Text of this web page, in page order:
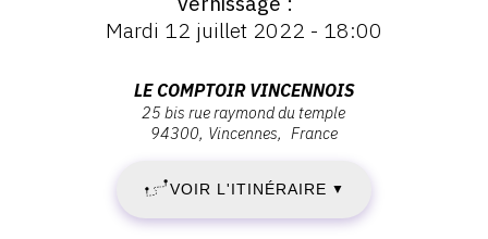
:
12
2022
Mardi 12 juillet 2022 - 18:00
LE COMPTOIR VINCENNOIS
25 bis rue raymond du temple
94300 Vincennes France
VOIR L'ITINÉRAIRE ▼